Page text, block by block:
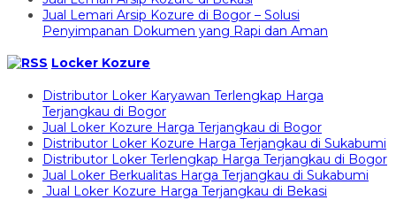
Jual Lemari Arsip Kozure di Bogor – Solusi
Penyimpanan Dokumen yang Rapi dan Aman
Locker Kozure
Distributor Loker Karyawan Terlengkap Harga
Terjangkau di Bogor
Jual Loker Kozure Harga Terjangkau di Bogor
Distributor Loker Kozure Harga Terjangkau di Sukabumi
Distributor Loker Terlengkap Harga Terjangkau di Bogor
Jual Loker Berkualitas Harga Terjangkau di Sukabumi
Jual Loker Kozure Harga Terjangkau di Bekasi